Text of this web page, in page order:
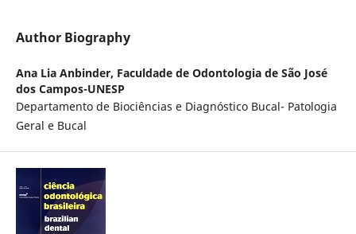
Author Biography
Ana Lia Anbinder, Faculdade de Odontologia de São José
dos Campos-UNESP
Departamento de Biociências e Diagnóstico Bucal- Patologia
Geral e Bucal